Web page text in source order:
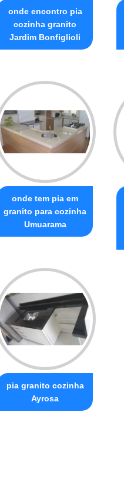
onde encontro pia
cozinha granito
Jardim Bonfiglioli
onde tem pia em
granito para cozinha
Umuarama
pia granito cozinha
Ayrosa